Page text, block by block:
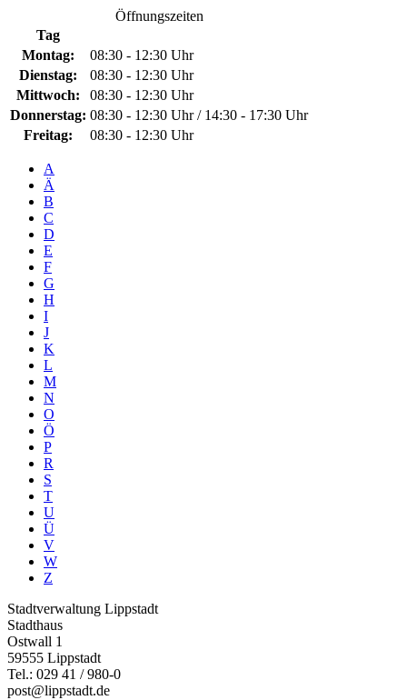
Öffnungszeiten
Tag
Montag:
08:30 - 12:30 Uhr
Dienstag:
08:30 - 12:30 Uhr
Mittwoch:
08:30 - 12:30 Uhr
Donnerstag: 08:30 - 12:30 Uhr / 14:30 - 17:30 Uhr
Freitag:
08:30 - 12:30 Uhr
A
Ä
B
C
D
E
F
G
H
I
J
K
L
M
N
O
Ö
P
R
S
T
U
Ü
V
W
Z
Stadtverwaltung Lippstadt
Stadthaus
Ostwall 1
59555 Lippstadt
Tel.: 029 41 / 980-0
post@lippstadt.de